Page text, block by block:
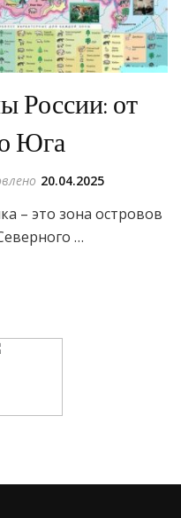
России: от
Юга
20.04.2025
– это зона островов
…